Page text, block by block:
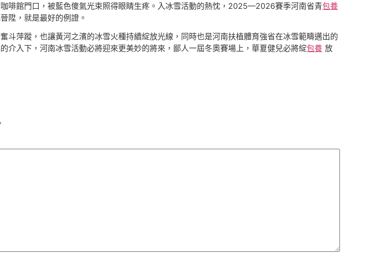
啡館門口，被藍色傻氣光束照得眼睛生疼。入冰雪活動的熱忱，2025—2026賽季河南省青包養
陞，就是最好的例證。
斗萍蹤，也讓黃河之濱的冰雪火種持續綻放光線，同時也是河南扶植體育強省在冰雪範疇邁出的
介入下，河南冰雪活動必將迎來更美妙的將來，鄙人一屆冬奧賽場上，華夏健兒必將綻包養 放